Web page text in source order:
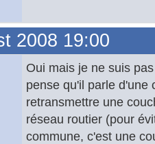
2008 19:00
Oui mais je ne suis
pense qu'il parle d'une
retransmettre une
réseau routier (pour
commune, c'est une